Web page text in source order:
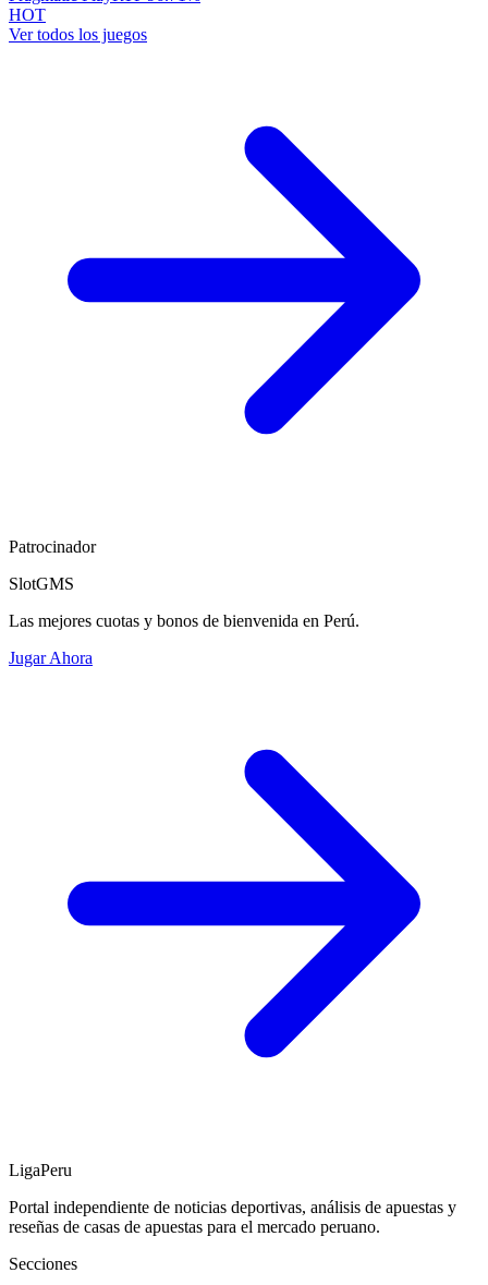
HOT
Ver todos los juegos
Patrocinador
SlotGMS
Las mejores cuotas y bonos de bienvenida en Perú.
Jugar Ahora
LigaPeru
Portal independiente de noticias deportivas, análisis de apuestas y
reseñas de casas de apuestas para el mercado peruano.
Secciones